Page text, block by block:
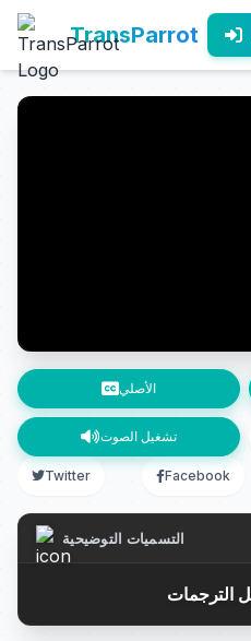
TransParrot
الأصلي
تشغيل الصوت
Twitter Facebook
التسميات التوضيحية